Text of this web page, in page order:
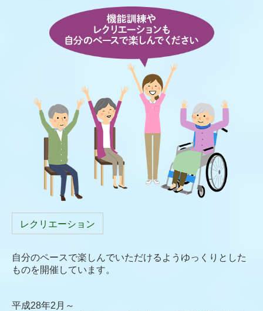
レクリエーション
自分のペースで楽しんでいただけるようゆっくりとした
ものを開催しています。
平成28年2月～